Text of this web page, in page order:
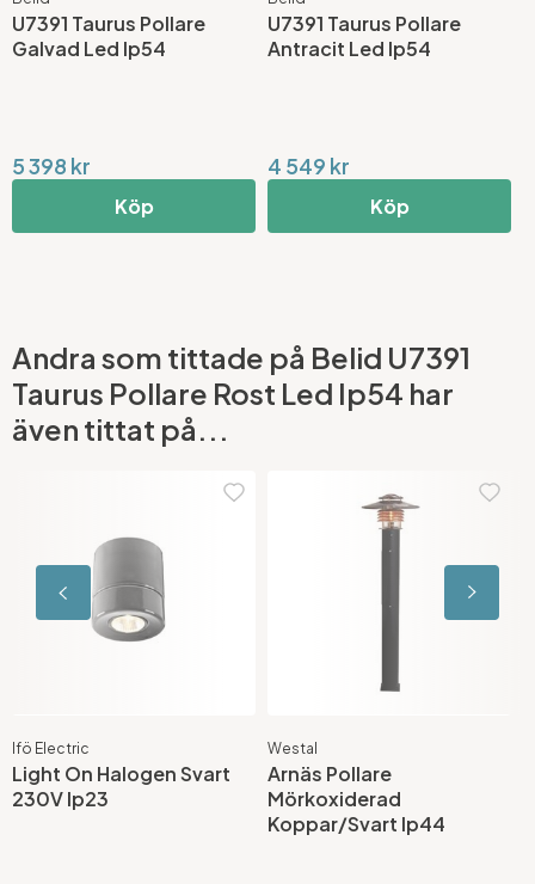
U7391 Taurus Pollare
Galvad Led Ip54
5 398 kr
Köp
U7391 Taurus Pollare
Antracit Led Ip54
4 549 kr
Köp
Andra som tittade på Belid U7391
Taurus Pollare Rost Led Ip54 har
även tittat på...
Ifö Electric
Light On Halogen Svart
230V Ip23
Westal
Arnäs Pollare
Mörkoxiderad
Koppar/Svart Ip44